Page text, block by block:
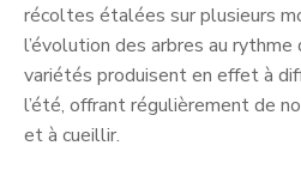
récoltes étalées sur plusieurs
l’évolution des arbres au rythme
variétés produisent en effet à
l’été, offrant régulièrement de
et à cueillir.